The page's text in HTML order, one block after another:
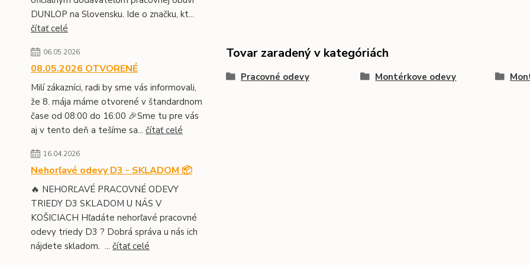
DUNLOP na Slovensku. Ide o značku, kt...
čítať celé
06.05.2026
08.05.2026 OTVORENÉ
Milí zákazníci, radi by sme vás informovali,
že 8. mája máme otvorené v štandardnom
čase od 08:00 do 16:00 🎉Sme tu pre vás
aj v tento deň a tešíme sa... čítať celé
16.04.2026
Nehorľavé odevy D3 - SKLADOM 📦
🔥 NEHORĽAVÉ PRACOVNÉ ODEVY
TRIEDY D3 SKLADOM U NÁS V
KOŠICIACH Hľadáte nehorľavé pracovné
odevy triedy D3 ? Dobrá správa u nás ich
nájdete skladom. ... čítať celé
Tovar zaradený v kategóriách
Pracovné odevy Montérkove odevy